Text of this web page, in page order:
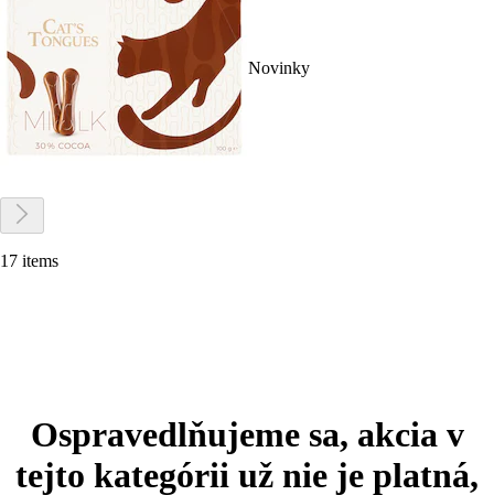
Novinky
17 items
Ospravedlňujeme sa, akcia v
tejto kategórii už nie je platná,